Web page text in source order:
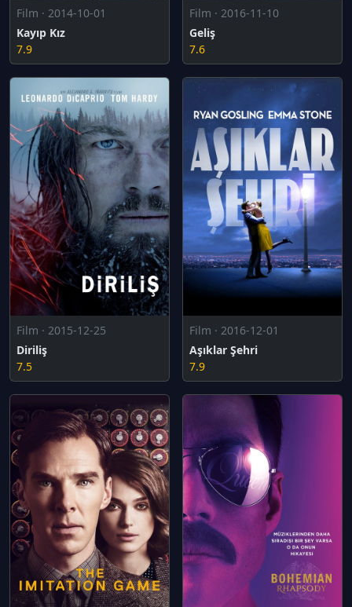
Film · 2014-10-01
Kayıp Kız
7.9
Film · 2016-11-10
Geliş
7.6
Film · 2015-12-25
Diriliş
7.5
Film · 2016-12-01
Aşıklar Şehri
7.9